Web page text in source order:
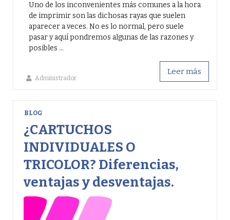
Administrador
Uno de los inconvenientes más comunes a la hora
de imprimir son las dichosas rayas que suelen
aparecer a veces. No es lo normal, pero suele
pasar y aquí pondremos algunas de las razones y
posibles ...
Leer más
¿CARTUCHOS
INDIVIDUALES O
TRICOLOR? Diferencias,
ventajas y desventajas.
BLOG